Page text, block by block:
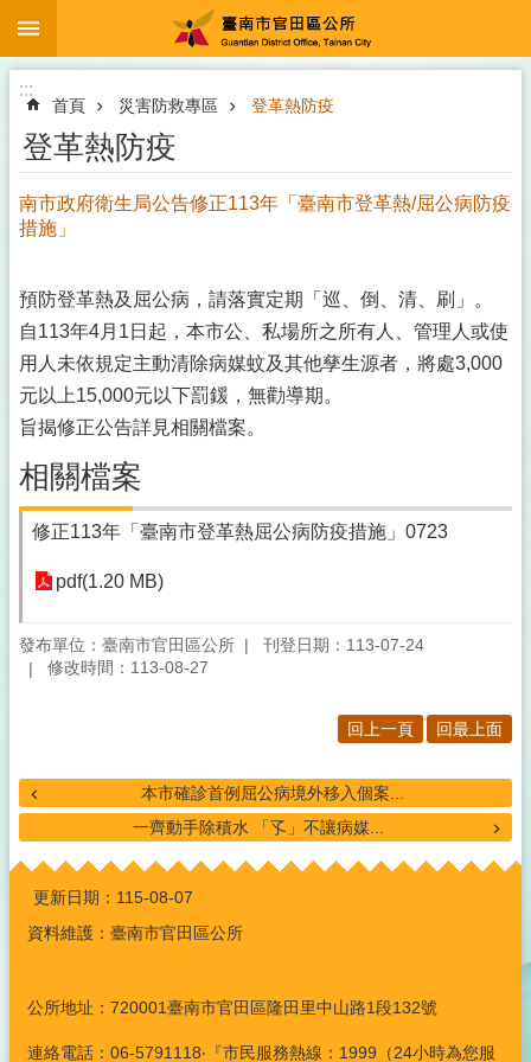
跳到主要內容區塊
:::
首頁 災害防救專區 登革熱防疫
登革熱防疫
南市政府衛生局公告修正113年「臺南市登革熱/屈公病防疫
措施」
預防登革熱及屈公病，請落實定期「巡、倒、清、刷」。
自113年4月1日起，本市公、私場所之所有人、管理人或使
用人未依規定主動清除病媒蚊及其他孳生源者，將處3,000
元以上15,000元以下罰鍰，無勸導期。
旨揭修正公告詳見相關檔案。
相關檔案
修正113年「臺南市登革熱屈公病防疫措施」0723
pdf(1.20 MB)
發布單位：臺南市官田區公所
刊登日期：113-07-24
修改時間：113-08-27
回上一頁 回最上面
本市確診首例屈公病境外移入個案...
一齊動手除積水 「孓」不讓病媒...
:::
更新日期： 115-08-07
資料維護：臺南市官田區公所
公所地址：720001臺南市官田區隆田里中山路1段132號
連絡電話：06-5791118‧『市民服務熱線：1999（24小時為您服